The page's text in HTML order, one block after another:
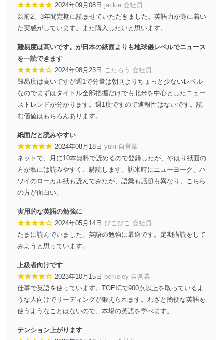
★★★★★ 2024年09月08日 jackie 会社員
以前2、3年間定期に読ませていただきました。英語力が身に着い
た実感がしています。また購入したいと思います。
難易度は高いです。が日本の紙面よりも地球儀レベルでニュース
を一読できます
★★★★☆ 2024年08月23日 こたろう 会社員
難易度は高いですが週1で分量は朝刊よりちょっと少ないレベル
なのでまずはタイトル全部把握だけでも北米を中心としたニュー
ストレンドが分かります。週1度ですので速報性はないです。読
む価値はもちろんあります。
紙面だと読みやすい
★★★★★ 2024年08月18日 yuki 自営業
ネットで、月に10本無料で読めるので登録したが、やはり紙面の
方が私には読みやすく、購読します。訪米時にニューヨーク、ハ
ワイのローカル紙も読んでみたが、語彙も話題も異なり、こちら
の方が面白い。
実用的な英語の勉強に
★★★★☆ 2024年05月14日 ぴこぴこ 会社員
たまに読んでいました。英語の勉強に最適です。定期購読をして
みようと思っています。
上級者向けです
★★★★☆ 2023年10月15日 berkeley 自営業
仕事で英語を使っています。TOEICで900点以上を取っているよ
うな人向けでリーディングが鍛えられます。わざと簡便な英語を
使うようなことはないので、本場の英語を学べます。
テンション上がります